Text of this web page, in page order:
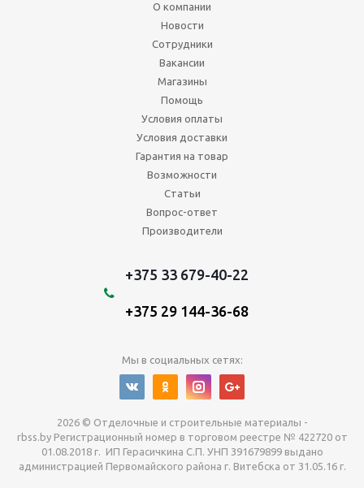
О компании
Новости
Сотрудники
Вакансии
Магазины
Помощь
Условия оплаты
Условия доставки
Гарантия на товар
Возможности
Статьи
Вопрос-ответ
Производители
+375 33 679-40-22
+375 29 144-36-68
Мы в социальных сетях:
2026 © Отделочные и строительные материалы -
rbss.by Регистрационный номер в торговом реестре № 422720 от
01.08.2018 г. ИП Герасичкина С.П. УНП 391679899 выдано
администрацией Первомайского района г. Витебска от 31.05.16 г.